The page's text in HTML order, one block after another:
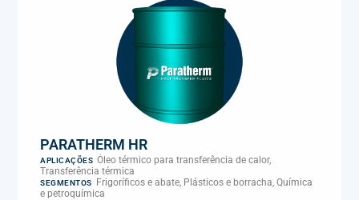
PARATHERM HR
APLICAÇÕES Óleo térmico para transferência de calor,
Transferência térmica
SEGMENTOS
Frigoríficos e abate, Plásticos e borracha, Química
e petroquímica